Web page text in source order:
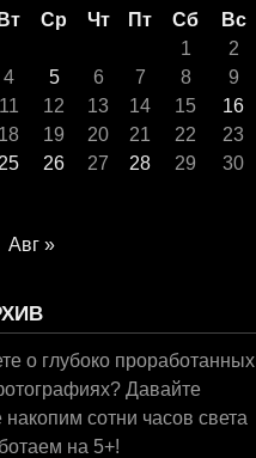
Вт Ср Чт Пт Сб
Вс
1
2
4 5 6 7 8
9
11 12 13 14 15
16
18 19 20 21 22
23
25 26 27 28 29
30
Авг »
о глубоко проработанных
Давайте
накопим сотни часов света
на 5+!